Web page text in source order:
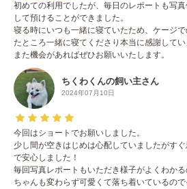
初めての利用でしたが、毎日のレポートも写
して預けることができました。
寝る時にいつも一緒に寝ていたため、ケージ
たところ一緒に寝てくださり本当に感謝してい
また機会があればぜひお願いいたします。
ちくわくんの飼い主さん
2024年07月10日
今回はショートでお願いしました。
少し間が空きはじめは心配していましたがす
で安心しました！
毎回写真レポートもいただき様子がよくわか
ちゃんも変わらず可愛くて落ち着いているの